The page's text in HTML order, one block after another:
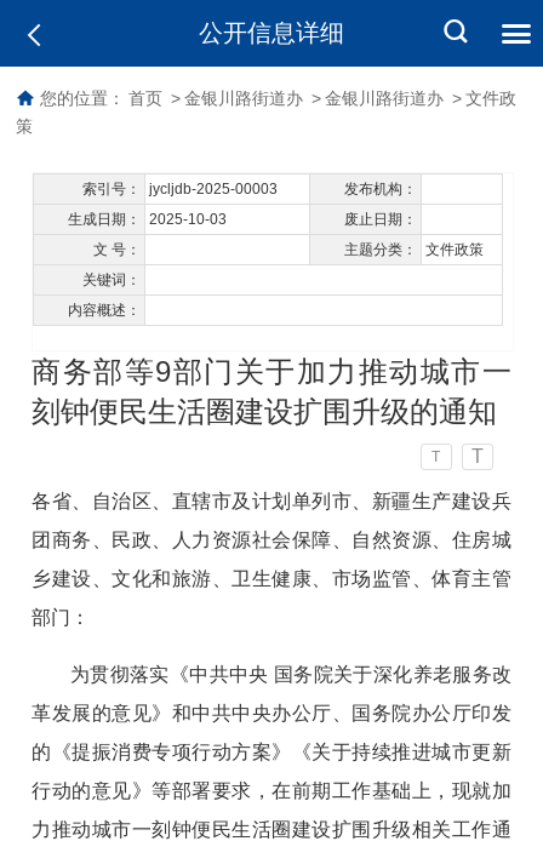
公开信息详细
您的位置： 首页 > 金银川路街道办 > 金银川路街道办 > 文件政
策
索引号： jycljdb-2025-00003
发布机构：
生成日期：
2025-10-03
废止日期：
文 号：
主题分类：
文件政策
关键词：
内容概述：
商务部等9部门关于加力推动城市一
刻钟便民生活圈建设扩围升级的通知
T T
各省、自治区、直辖市及计划单列市、新疆生产建设兵
团商务、民政、人力资源社会保障、自然资源、住房城
乡建设、文化和旅游、卫生健康、市场监管、体育主管
部门：
为贯彻落实《中共中央 国务院关于深化养老服务改
革发展的意见》和中共中央办公厅、国务院办公厅印发
的《提振消费专项行动方案》《关于持续推进城市更新
行动的意见》等部署要求，在前期工作基础上，现就加
力推动城市一刻钟便民生活圈建设扩围升级相关工作通